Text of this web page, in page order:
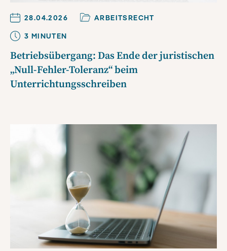
28.04.2026
ARBEITSRECHT
3 MINUTEN
Betriebsübergang: Das Ende der juristischen
„Null-Fehler-Toleranz“ beim
Unterrichtungsschreiben